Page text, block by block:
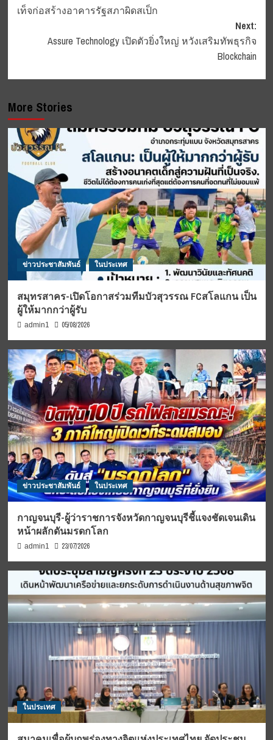
เท็จก่อสร้างอาคารรัฐสภาผิดสเป็ก
Next:
Assure Technology เปิดตัวยิ่งใหญ่ หวังเสริมทัพธุรกิจ
Blockchain
More Stories
ข่าวประชาสัมพันธ์ ในประเทศ
สมุทรสาคร-เปิดโอกาสร่วมทีมบัวสุวรรณ FCสโลแกน เป็น
ผู้ให้มากกว่าผู้รับ
admin1 05/08/2026
ข่าวประชาสัมพันธ์ ในประเทศ
กาญจนบุรี-ผู้ว่าราชการจังหวัดกาญจนบุรีชี้แจงชัดเจนเดิน
หน้าผลักดันมรดกโลก
admin1 23/07/2026
ในประเทศ